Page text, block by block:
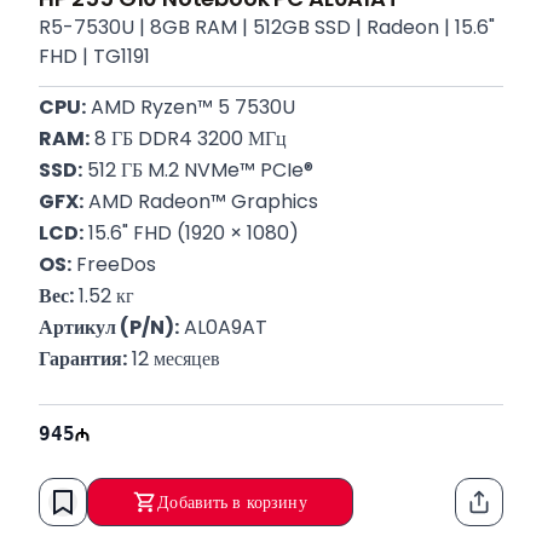
R5-7530U | 8GB RAM | 512GB SSD | Radeon | 15.6"
FHD | TG1191
CPU: AMD Ryzen™ 5 7530U
RAM: 8 ГБ DDR4 3200 МГц
SSD: 512 ГБ M.2 NVMe™ PCIe®
GFX: AMD Radeon™ Graphics
LCD: 15.6" FHD (1920 × 1080)
OS: FreeDos
Вес: 1.52 кг
Артикул (P/N): AL0A9AT
Гарантия: 12 месяцев
945
Добавить в корзину